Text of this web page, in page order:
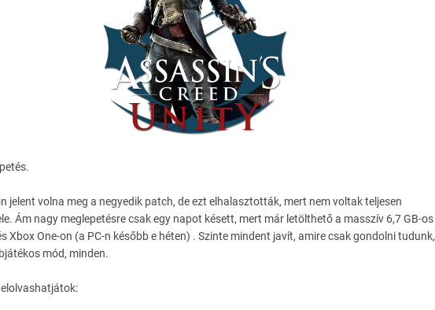
jelent volna meg a negyedik patch, de ezt elhalasztották, mert nem voltak teljesen
Ám nagy meglepetésre csak egy napot késett, mert már letölthető a masszív 6,7 GB-os
Xbox One-on (a PC-n később e héten) . Szinte mindent javít, amire csak gondolni tudunk,
mód, minden.